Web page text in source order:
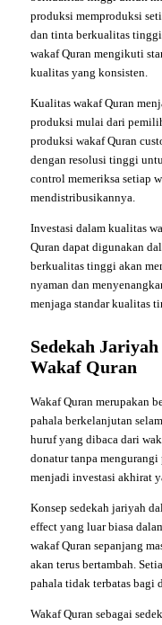
produksi memproduksi
dan tinta berkualitas
wakaf Quran mengikuti
kualitas yang konsisten.
Kualitas wakaf Quran
produksi mulai dari
produksi wakaf Quran
dengan resolusi tinggi
control memeriksa setiap
mendistribusikannya.
Investasi dalam kualitas
Quran dapat digunakan
berkualitas tinggi akan
nyaman dan
menjaga standar kualitas
Sedekah
Wakaf Quran
Wakaf Quran merupakan
pahala berkelanjutan
huruf yang dibaca dari
donatur tanpa mengurangi
menjadi investasi akhirat
Konsep sedekah jariyah
effect yang luar biasa
wakaf Quran sepanjang
akan terus bertambah.
pahala tidak terbatas bagi
Wakaf Quran sebagai